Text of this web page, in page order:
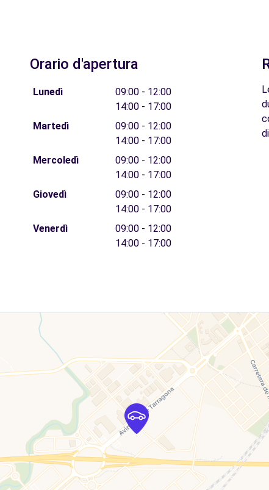
Orario d'apertura
Lunedì
09:00 - 12:00
14:00 - 17:00
Martedì
09:00 - 12:00
14:00 - 17:00
Mercoledì
09:00 - 12:00
14:00 - 17:00
Giovedì
09:00 - 12:00
14:00 - 17:00
Venerdì
09:00 - 12:00
14:00 - 17:00